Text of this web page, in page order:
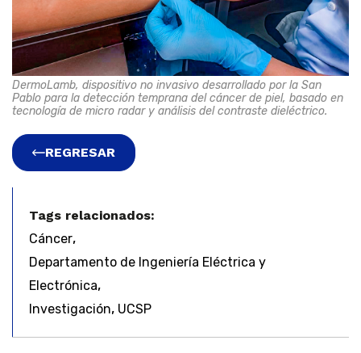
DermoLamb, dispositivo no invasivo desarrollado por la San
Pablo para la detección temprana del cáncer de piel, basado en
tecnología de micro radar y análisis del contraste dieléctrico.
REGRESAR
Tags relacionados:
Cáncer,
Departamento de Ingeniería Eléctrica y
Electrónica,
Investigación, UCSP